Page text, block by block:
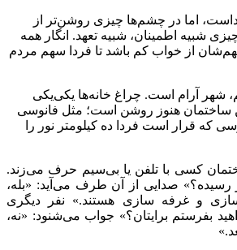
اما در چشم‌ها چیزی روشن‌تر از
شبیه اطمینان، شبیه تعهد. انگار همه
از خواب کم باشد تا فردا سهم مردم
شهر آرام است. چراغ خانه‌ها یکی‌یکی
ساختمان هنوز روشن است؛ مثل فانوسی
قرار است فردا ده کیلومتر نور را
کسی با تلفن یا بی‌سیم حرف می‌زند.
رسیده؟» صدایی از آن طرف می‌آید: «بله،
و غرفه سازی هستند.» نفر دیگری
بفرستم برایتان؟» جواب می‌شنود: «نه،